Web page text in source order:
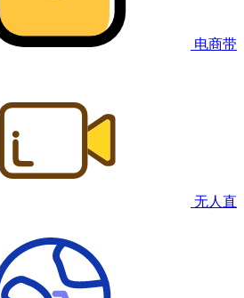
电商带
无人直